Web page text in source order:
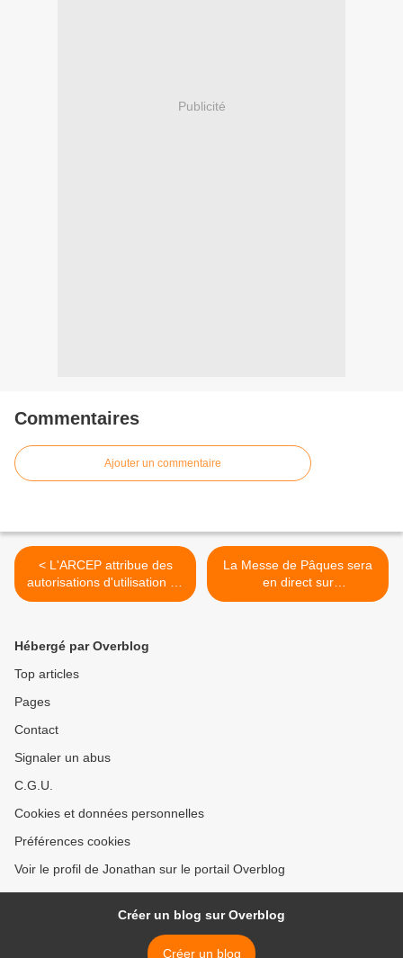
Publicité
Commentaires
Ajouter un commentaire
< L'ARCEP attribue des
autorisations d'utilisation de
fréquences à deux
La Messe de Pâques sera
en direct sur
Guadeloupe/Martinique/Gu
Hébergé par Overblog
Top articles
Pages
Contact
Signaler un abus
C.G.U.
Cookies et données personnelles
Préférences cookies
Voir le profil de Jonathan sur le portail Overblog
Créer un blog sur Overblog
Créer un blog